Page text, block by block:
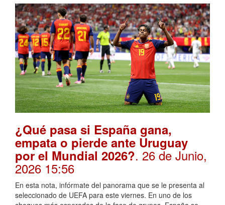
¿Qué pasa si España gana,
empata o pierde ante Uruguay
por el Mundial 2026?. 26 de Junio,
2026 15:56
En esta nota, infórmate del panorama que se le presenta al
seleccionado de UEFA para este viernes. En uno de los